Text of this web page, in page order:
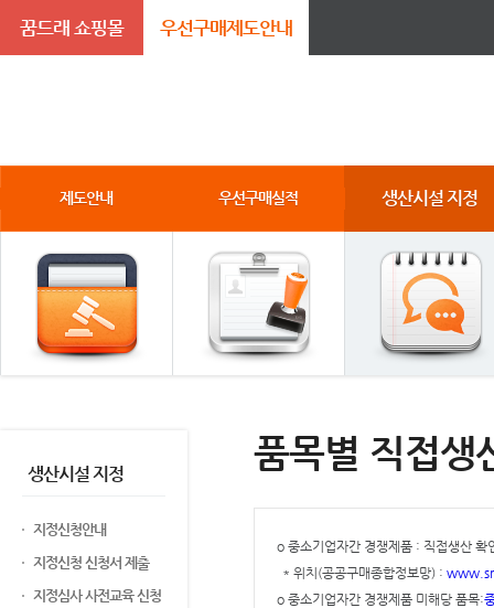
꿈드래 쇼핑몰 우선구매제도안내
제도안내 우선구매실적 생산시설 지정
생산시설 지정
지정신청안내
지정신청 신청서 제출
지정심사 사전교육 신청
품목별 직접생
o 중소기업자간 경쟁제품 : 직접생산 확
* 위치(공공구매종합정보망) :
o 중소기업자간 경쟁제품 미해당 품목: